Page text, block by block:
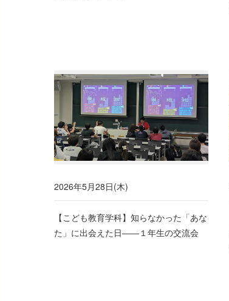
2026年5月28日(木)
【こども教育学科】知らなかった「あな
た」に出会えた日――１年生の交流会